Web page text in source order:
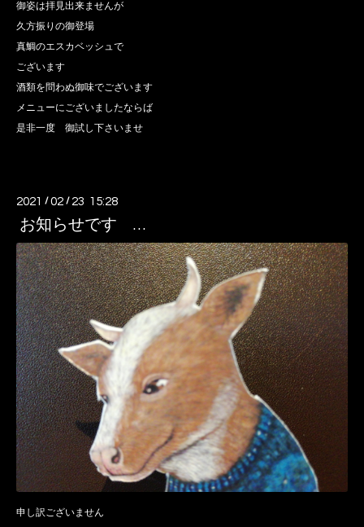
御姿は拝見出来ませんが
久方振りの御登場
真鯛のエスカベッシュで
ございます
酒類を問わぬ御味でございます
メニューにございましたならば
是非一度 御試し下さいませ
2021 /02 / 23 15:28
お知らせです …
申し訳ございません